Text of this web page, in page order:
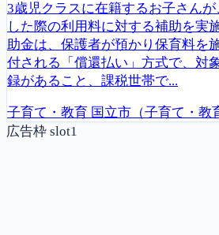
3歳児クラスに在籍するお子さん
した際の利用料に対する補助を実
助金は、保護者が預かり保育料を
付される「償還払い」方式で、対
録があること、課税世帯で...
子育て・教育 国立市（子育て・教
広告枠 slot1